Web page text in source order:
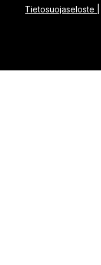
Tietosuojaseloste